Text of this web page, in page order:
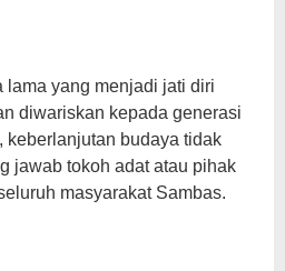
lama yang menjadi jati diri
diwariskan kepada generasi
keberlanjutan budaya tidak
jawab tokoh adat atau pihak
masyarakat Sambas.